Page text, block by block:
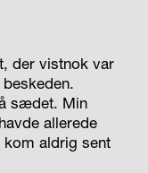
der vistnok var
sædet. Min
allerede
aldrig sent